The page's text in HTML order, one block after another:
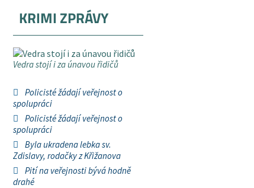
KRIMI ZPRÁVY
Vedra stojí i za únavou řidičů
Policisté žádají veřejnost o
spolupráci
Policisté žádají veřejnost o
spolupráci
Byla ukradena lebka sv.
Zdislavy, rodačky z Křižanova
Pití na veřejnosti bývá hodně
drahé